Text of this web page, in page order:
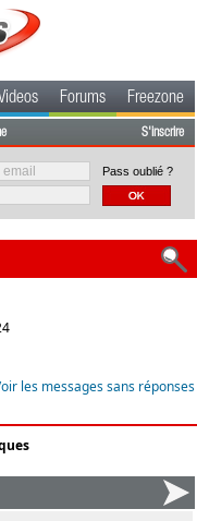
Forums Freezone
S'inscrire
Pass oublié ?
les messages sans réponses